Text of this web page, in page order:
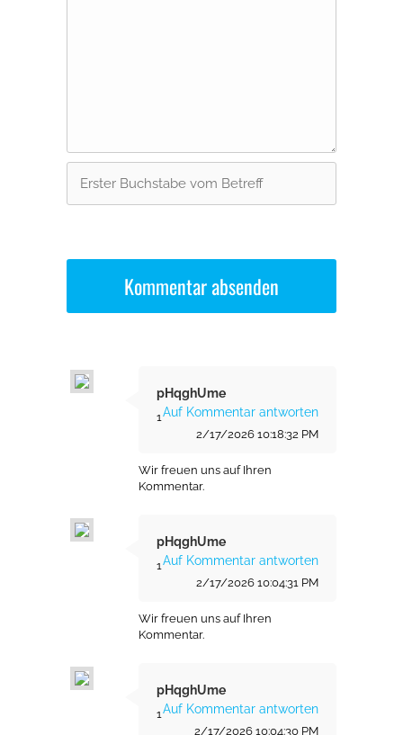
pHqghUme
Auf Kommentar antworten
1
2/17/2026 10:18:32 PM
Wir freuen uns auf Ihren
Kommentar.
pHqghUme
Auf Kommentar antworten
1
2/17/2026 10:04:31 PM
Wir freuen uns auf Ihren
Kommentar.
pHqghUme
Auf Kommentar antworten
1
2/17/2026 10:04:30 PM